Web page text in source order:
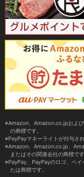
Amazon、Amazon.co.jpおよ
の商標です。
PayPayマネーライトが付与さ
Amazon、Amazon.co.jp、
またはその関連会社の商標です
PayPay、PayPayのロゴ、ペ
たは商標です。